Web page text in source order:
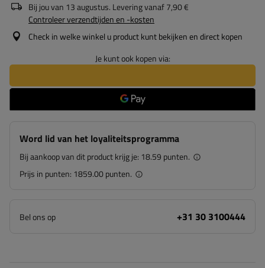
Bij jou van 13 augustus. Levering vanaf7,90 €
Controleer verzendtijden en -kosten
Check in welke winkel u product kunt bekijken en direct kopen
Je kunt ook kopen via:
Word lid van het loyaliteitsprogramma
Bij aankoop van dit product krijg je: 18.59 punten.
Prijs in punten: 1859.00 punten.
Bel ons op +31 30 3100444